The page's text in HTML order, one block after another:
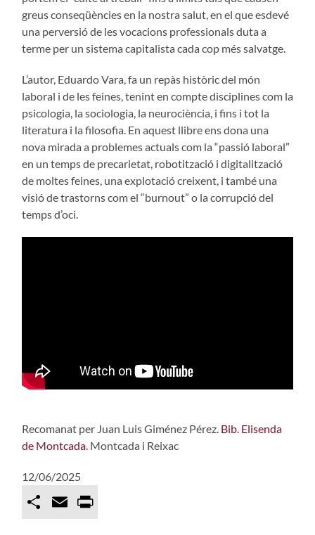
greus conseqüències en la nostra salut, en el que esdevé
una perversió de les vocacions professionals duta a
terme per un sistema capitalista cada cop més salvatge.
L’autor, Eduardo Vara, fa un repàs històric del món
laboral i de les feines, tenint en compte disciplines com la
psicologia, la sociologia, la neurociència, i fins i tot la
literatura i la filosofia. En aquest llibre ens dona una
nova mirada a problemes actuals com la “passió laboral”
en un temps de precarietat, robotització i digitalització
de moltes feines, una explotació creixent, i també una
visió de trastorns com el “burnout” o la corrupció del
temps d’oci.
Recomanat per Juan Luis Giménez Pérez. Bib. Elisenda
de Montcada. Montcada i Reixac
12/06/2025
C
m
m
a
i